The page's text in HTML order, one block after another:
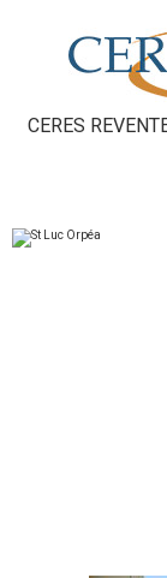
CERES